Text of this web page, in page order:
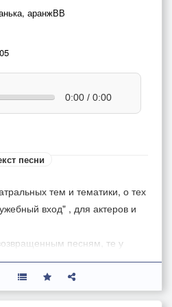
аранжВВ
0:00 / 0:00
песни
тем и тематики, о тех
вход" , для актеров и
песням, те у
комменты
новой, пока новые пирожки